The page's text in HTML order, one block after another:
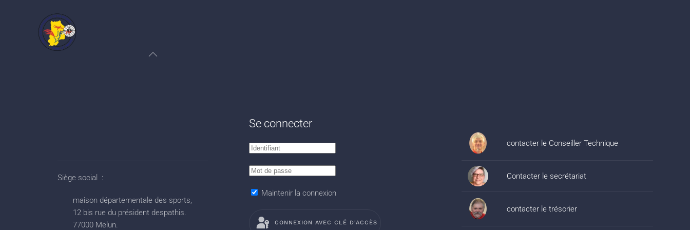
Siège social :
maison départementale des sports,
12 bis rue du président despathis.
77000 Melun.
Se connecter
Maintenir la connexion
CONNEXION AVEC CLÉ D'ACCÈS
contacter le Conseiller Technique
Contacter le secrétariat
contacter le trésorier